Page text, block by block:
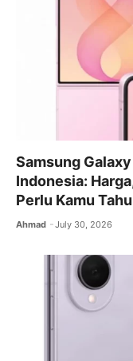
Samsung
Indonesia:
Perlu Kamu Tahu
Ahmad July 30, 2026